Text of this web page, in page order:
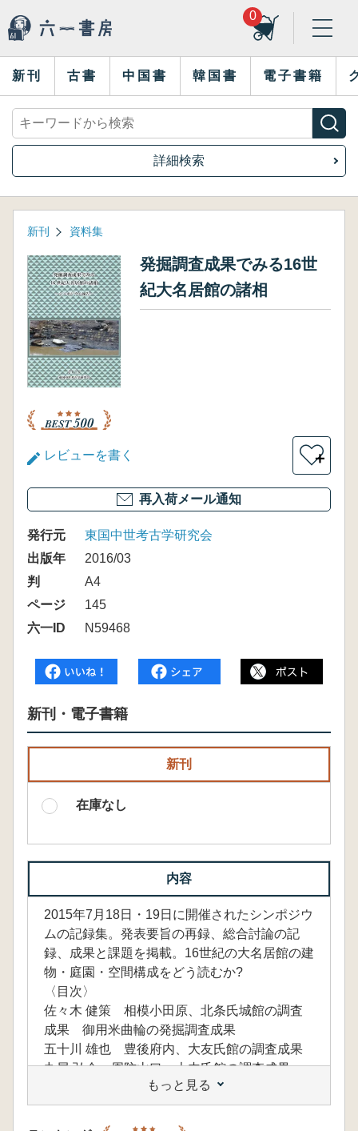
0
新刊 古書 中国書 韓国書 電子書籍
詳細検索
新刊 資料集
発掘調査成果でみる16世
紀大名居館の諸相
レビューを書く ＋
再入荷メール通知
発行元
東国中世考古学研究会
出版年
2016/03
判
A4
ページ
145
六一ID
N59468
新刊・電子書籍
新刊
在庫なし
内容
2015年7月18日・19日に開催されたシンポジウ
ムの記録集。発表要旨の再録、総合討論の記
録、成果と課題を掲載。16世紀の大名居館の建
物・庭園・空間構成をどう読むか?
〈目次〉
佐々木 健策 相模小田原、北条氏城館の調査
成果 御用米曲輪の発掘調査成果
五十川 雄也 豊後府内、大友氏館の調査成果
丸尾 弘介 周防山口、大内氏館の調査成果
重見 高博 阿波勝瑞、三好氏館の調査成果
井川 祥子 美濃岐阜、織田氏館の調査成果
山麓居館の発掘調査成果
もっと見る